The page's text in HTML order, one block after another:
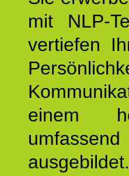
mit NLP-
vertiefen
einem